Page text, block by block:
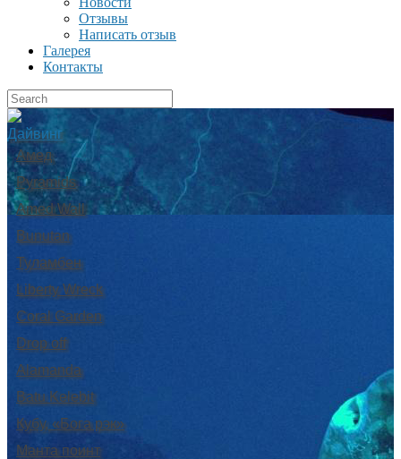
Отзывы
Написать отзыв
Галерея
Контакты
Дайвинг
Амед
Pyramids
Amed Wall
Bunutan
Туламбен
Liberty Wreck
Coral Garden
Drop off
Alamanda
Batu Kelebit
Кубу, «Бога рэк»
Манта поинт